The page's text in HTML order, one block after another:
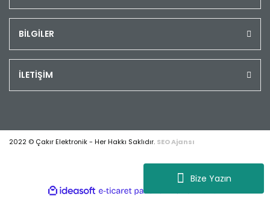
Bize Yazın
BİLGİLER
İLETİŞİM
2022 © Çakır Elektronik - Her Hakkı Saklıdır. SEO Ajansı
ideasoft